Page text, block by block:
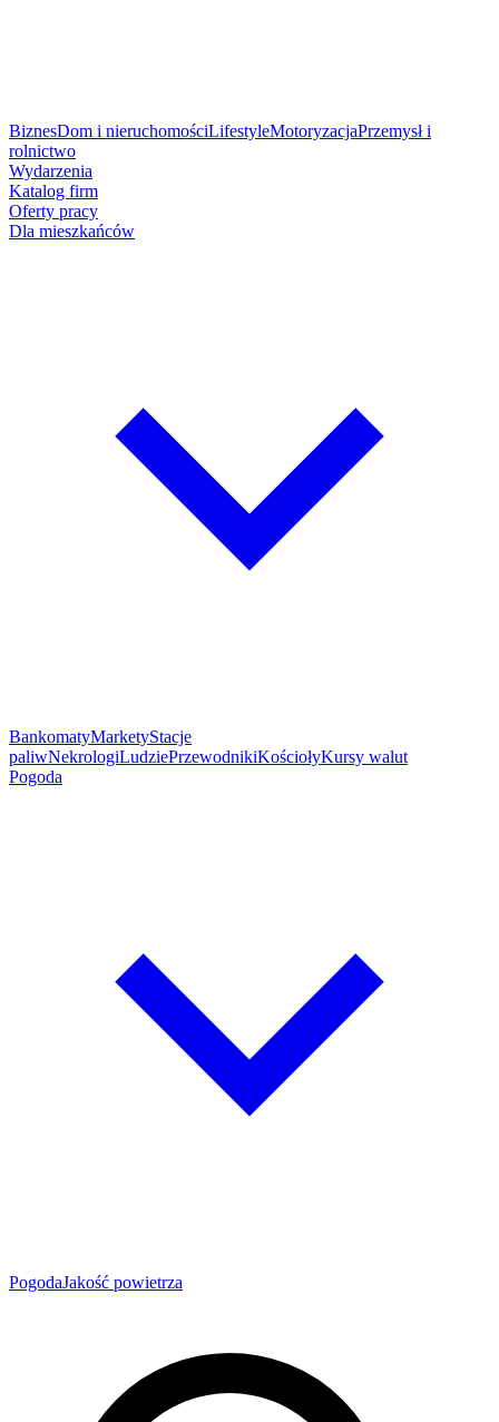
BiznesDom i nieruchomościLifestyleMotoryzacjaPrzemysł i
rolnictwo
Wydarzenia
Katalog firm
Oferty pracy
Dla mieszkańców
BankomatyMarketyStacje
paliwNekrologiLudziePrzewodnikiKościołyKursy walut
Pogoda
PogodaJakość powietrza